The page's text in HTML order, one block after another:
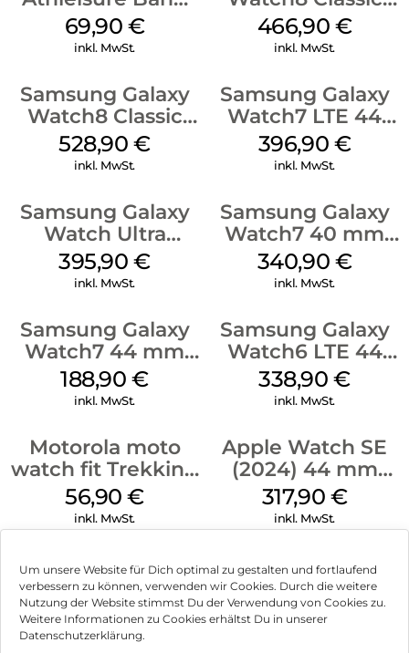
Um unsere Website für Dich optimal zu gestalten und fortlaufend
verbessern zu können, verwenden wir Cookies. Durch die weitere
Nutzung der Website stimmst Du der Verwendung von Cookies zu.
Weitere Informationen zu Cookies erhältst Du in unserer
Datenschutzerklärung.
(S/M) Galaxy
Watch8/Watch8
69,90 €
inkl. MwSt.
White
466,90 €
inkl. MwSt.
Samsung Galaxy
Watch8 Classic
Black
528,90€
inkl. MwSt.
Samsung Galaxy
Watch7 LTE 44
mm Green
396,90 €
inkl. MwSt.
Samsung Galaxy
Watch Ultra
Titanium White
395,90€
inkl. MwSt.
Samsung Galaxy
Watch7 40 mm
Green
340,90 €
inkl. MwSt.
Samsung Galaxy
Watch7 44 mm
Green
188,90€
inkl. MwSt.
Samsung Galaxy
Watch6 LTE 44
mm Graphite
338,90€
inkl. MwSt.
Motorola moto
watch fit Trekking
Green
56,90€
inkl. MwSt.
Apple Watch SE
(2024) 44 mm
GPS + Cellular
(Sportarmband
Mitternacht M/L)
317,90 €
inkl. MwSt.
Impressum